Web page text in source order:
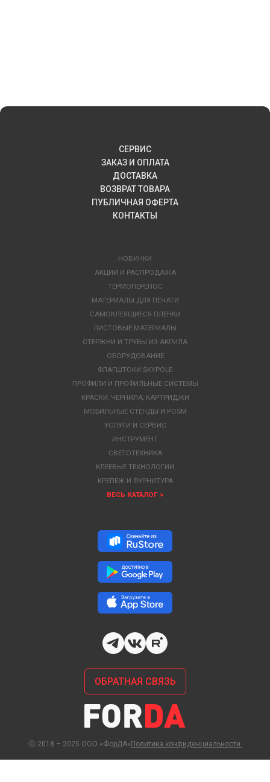
СЕРВИС
ЗАКАЗ И ОПЛАТА
ДОСТАВКА
ВОЗВРАТ ТОВАРА
ПУБЛИЧНАЯ ОФЕРТА
КОНТАКТЫ
НОВИНКИ
АКЦИИ И РАСПРОДАЖА
ТЕРМОПЕРЕНОС
МАТЕРИАЛЫ ДЛЯ ПЕЧАТИ
САМОКЛЕЯЩИЕСЯ ПЛЕНКИ
ЛИСТОВЫЕ МАТЕРИАЛЫ
СТЕРЖНИ И ТРУБЫ ИЗ АКРИЛА
ОБОРУДОВАНИЕ
ФЛАГШТОКИ SKYPOLE
ПРОФИЛИ И ПРОФИЛЬНЫЕ СИСТЕМЫ
КРАСКИ, ЧЕРНИЛА, КАРТРИДЖИ
МОБИЛЬНЫЕ СТЕНДЫ И POSM
УСЛУГИ И СЕРВИС
ИНСТРУМЕНТ
СВЕТОТЕХНИКА
КЛЕЕВЫЕ ТЕХНОЛОГИИ
КРЕПЕЖ И ФУРНИТУРА
ВЕСЬ КАТАЛОГ >
ОБРАТНАЯ СВЯЗЬ
ⓒ 2018 – 2025 ООО «ФорДА»Политика конфиденциальности.